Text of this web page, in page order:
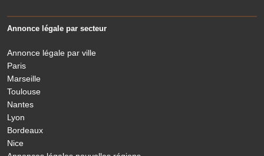
Annonce légale par secteur
Annonce légale par ville
Paris
Marseille
Toulouse
Nantes
Lyon
Bordeaux
Nice